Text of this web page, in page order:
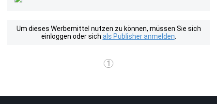
Um dieses Werbemittel nutzen zu können, müssen Sie sich
einloggen oder sich als Publisher anmelden
1